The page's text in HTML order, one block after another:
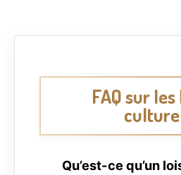
FAQ sur
Qu’est-ce qu’un